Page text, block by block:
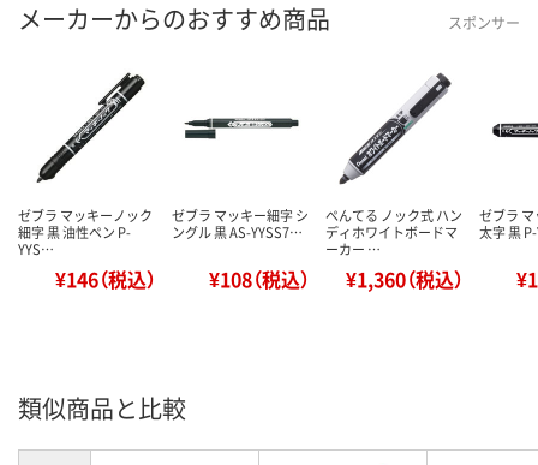
メーカーからのおすすめ商品 スポンサー
ゼブラ マッキーノック
細字 黒 油性ペン P-
YYS…
¥146（税込）
ゼブラ マッキー細字 シ
ングル 黒 AS-YYSS7…
¥108（税込）
ぺんてる ノック式 ハン
ディホワイトボードマ
ーカー …
¥1,360（税込）
ゼブラ
太字 黒
類似商品と比較